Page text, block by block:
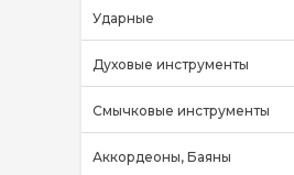
Ударные
Духовые инструменты
Смычковые инструменты
Аккордеоны, Баяны